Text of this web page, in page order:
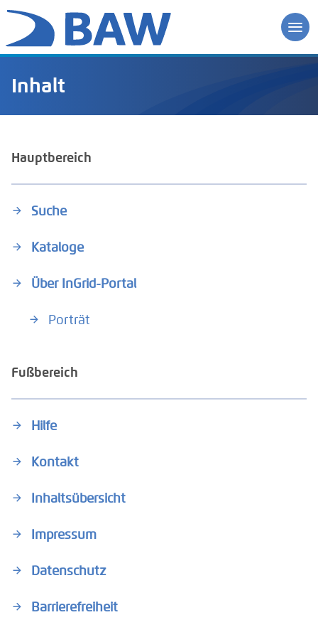
Inhalt
Hauptbereich
Suche
Kataloge
Über InGrid-Portal
Porträt
Fußbereich
Hilfe
Kontakt
Inhaltsübersicht
Impressum
Datenschutz
Barrierefreiheit